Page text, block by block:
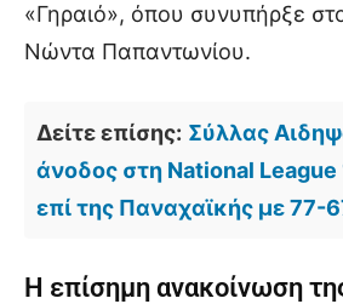
«Γηραιό», όπου συνυπήρξε
Νώντα Παπαντωνίου.
Δείτε επίσης: Σύλλας
άνοδος στη National League
επί της Παναχαϊκής με 77-
Η επίσημη ανακοίνωση